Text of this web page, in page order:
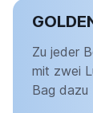
Zu jeder
mit zwei
Bag dazu